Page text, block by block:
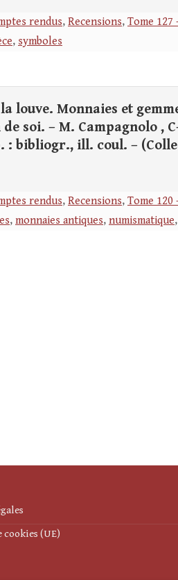
rendus, Recensions, Tome 127
, symboles
la louve. Monnaies et
soi. – M. Campagnolo ,
: bibliogr., ill. coul. –
rendus, Recensions, Tome 120
, monnaies antiques, numismatique,
cookies (UE)